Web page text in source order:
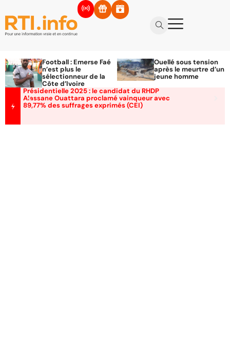
Football : Emerse Faé
n’est plus le
sélectionneur de la
Côte d’Ivoire
Ouellé sous tension
après le meurtre d’un
jeune homme
Présidentielle 2025 : le candidat du RHDP
Alassane Ouattara proclamé vainqueur avec
89,77% des suffrages exprimés (CEI)